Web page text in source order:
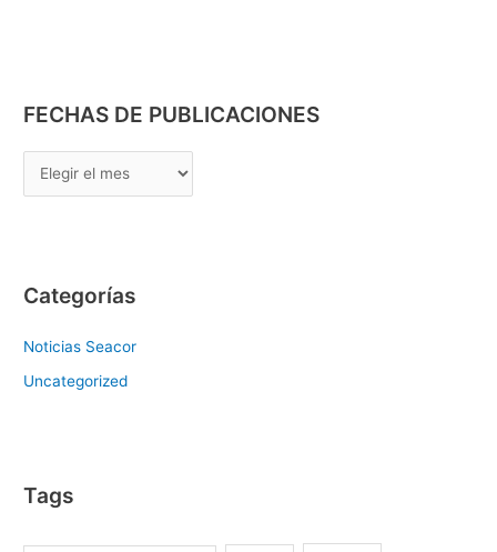
FECHAS DE PUBLICACIONES
Categorías
Noticias Seacor
Uncategorized
Tags